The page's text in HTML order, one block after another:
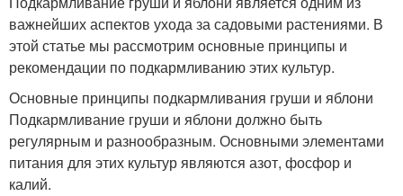
важнейших аспектов ухода за садовыми растениями. В
этой статье мы рассмотрим основные принципы и
рекомендации по подкармливанию этих культур.
Основные принципы подкармливания груши и яблони
Подкармливание груши и яблони должно быть
регулярным и разнообразным. Основными элементами
питания для этих культур являются азот, фосфор и
калий.